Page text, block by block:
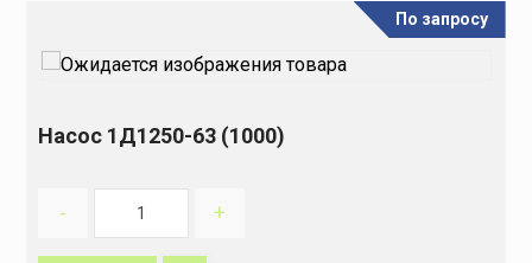
Насос 1Д1250-63 (1000)
По запросу
- +